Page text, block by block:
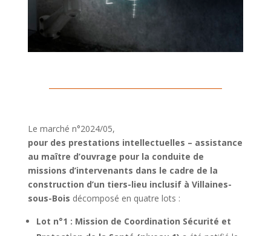
Le marché n°2024/05,
pour des prestations intellectuelles – assistance
au maître d’ouvrage pour la conduite de
missions d’intervenants dans le cadre de la
construction d’un tiers-lieu inclusif à Villaines-
sous-Bois décomposé en quatre lots :
Lot n°1 : Mission de Coordination Sécurité et